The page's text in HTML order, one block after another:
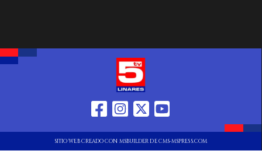
SITIO WEB CREADO CON MSBUILDER DE CMS-MSPRESS.COM